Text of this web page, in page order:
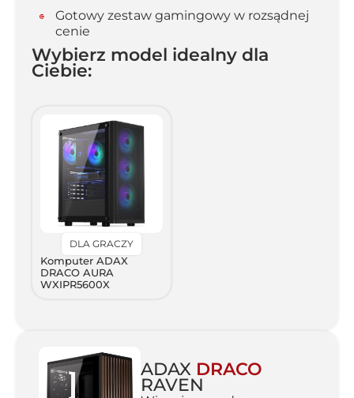
Gotowy zestaw gamingowy w rozsądnej
cenie
Wybierz model idealny dla
Ciebie:
DLA GRACZY
Komputer ADAX
DRACO AURA
WXIPR5600X
ADAX DRACO
RAVEN